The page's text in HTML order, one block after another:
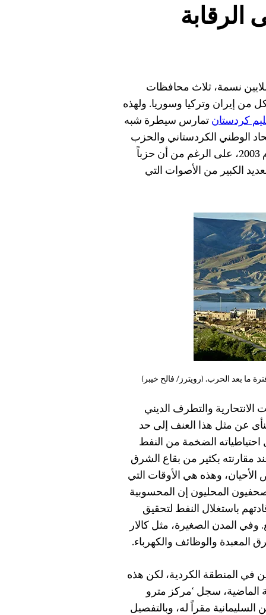
الرقابة
كردستان العراق، الذي يبلغ عدد سكانه نحو 5 ملايين نسمة، ثلاث محافظات
من إيران وتركيا وسوريا. ولهذه
كردستانتمارس سيطرة شبه
الوطني الكردستاني والحزب
الديمقراطي الكردستاني سلطة الحكم في الإقليم منذ عام 2003، على الرغم من أن حزباً
الكبير من الأصوات التي
ما بعد الحرب. (رويترز/ فالح خيبر)
والتطرف الديني
عن مثل هذا العنف إلى حد
احتياطياته الضخمة من النفط
مقارنته بكثير من بقاع الشرق
وهذه هي الأوقات التي
المحليون إن المحسوبية
باستغلال النفط لتحقيق
وفي المدن الصغيرة، مثل كالار
والوظائف والكهرباء.
في المنطقة الكردية، لكن هذه
الماضية، سجل ‘مركز مترو
مقراً له، وبالتفصيل